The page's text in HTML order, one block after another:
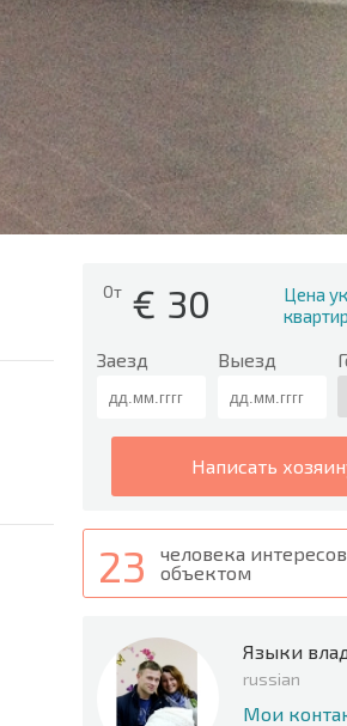
От € 30
Цена
Заезд Выезд
написать
23
человека
объектом
Языки
russian
Мои